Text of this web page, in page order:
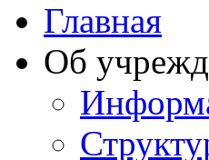
Главная
Об